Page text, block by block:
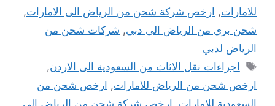
للامارات, ارخص شركة شحن من الرياض الى الامارات,
شحن بري من الرياض الى دبي, شركات شحن من
الرياض لدبي
الوسوم
اجراءات نقل الاثاث من السعودية الى الاردن,
ارخص شحن من الرياض للامارات, ارخص شحن من
السعودية للامارات, ارخص شركة شحن من الرياض الى